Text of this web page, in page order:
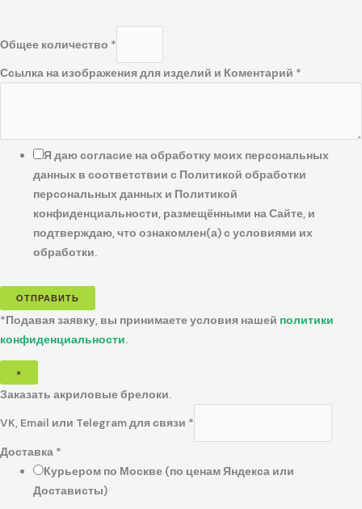
Общее количество *
Ссылка на изображения для изделий и Коментарий *
Я даю согласие на обработку моих персональных
данных в соответствии с Политикой обработки
персональных данных и Политикой
конфиденциальности, размещёнными на Сайте, и
подтверждаю, что ознакомлен(а) с условиями их
обработки.
ОТПРАВИТЬ
*Подавая заявку, вы принимаете условия нашей политики
конфиденциальности.
×
Заказать акриловые брелоки.
VK, Email или Telegram для связи *
Доставка *
Курьером по Москве (по ценам Яндекса или
Достависты)